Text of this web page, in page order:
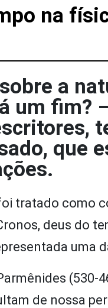
na
a
um fim?
que
tratado como
deus do
uma
(530-
de nossa